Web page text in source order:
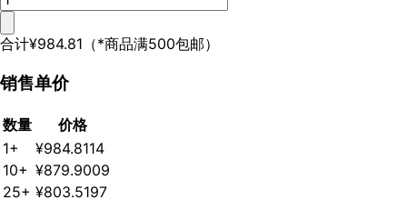
合计¥984.81 （*商品满500包邮）
销售单价
数量
价格
1+
¥984.8114
10+ ¥879.9009
25+ ¥803.5197